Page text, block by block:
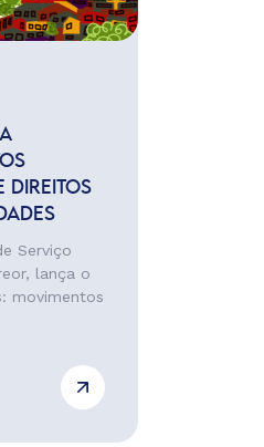
DIREITOS
Serviço
lança o
movimentos